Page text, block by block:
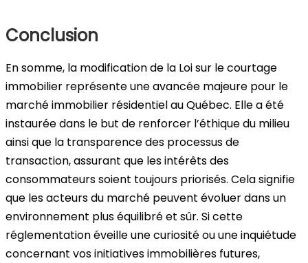
Conclusion
En somme, la modification de la Loi sur le courtage
immobilier représente une avancée majeure pour le
marché immobilier résidentiel au Québec. Elle a été
instaurée dans le but de renforcer l’éthique du milieu
ainsi que la transparence des processus de
transaction, assurant que les intérêts des
consommateurs soient toujours priorisés. Cela signifie
que les acteurs du marché peuvent évoluer dans un
environnement plus équilibré et sûr. Si cette
réglementation éveille une curiosité ou une inquiétude
concernant vos initiatives immobilières futures,